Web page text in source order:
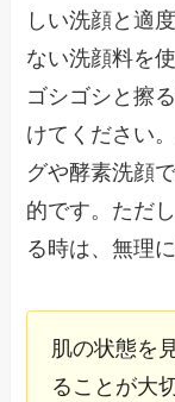
しい洗顔と適
ない洗顔料を
ゴシゴシと擦
けてください
グや酵素洗顔
的です。ただ
る時は、無理
肌の状態を
ることが大